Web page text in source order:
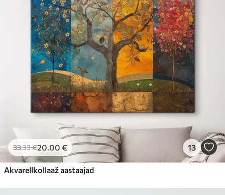
33.33€20.00 € 13
Akvarellkollaaž aastaajad